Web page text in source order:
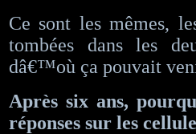
Ce sont les mêmes,
tombées dans les
dâ€™où ça pouvait
Après six ans,
réponses sur les